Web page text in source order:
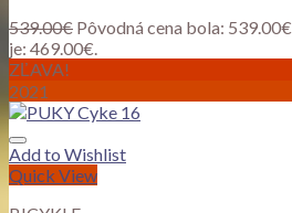
539.00€ Pôvodná cena bola: 539.00€.
je: 469.00€.
ZĽAVA!
2021
Add to Wishlist
Quick View